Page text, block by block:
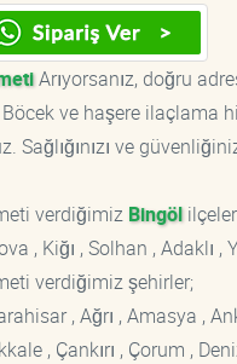
Arıyorsanız, doğru
ve haşere ilaçlama
ve
verdiğimiz Bingöl
, Kiğı , Solhan , Adaklı ,
verdiğimiz şehirler;
, Ağrı , Amasya ,
, Çankırı , Çorum ,